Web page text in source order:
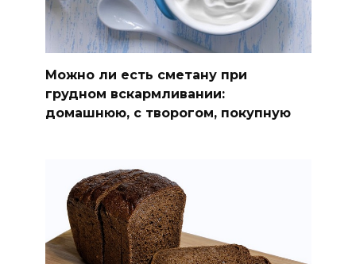
Можно ли есть сметану при
грудном вскармливании:
домашнюю, с творогом, покупную